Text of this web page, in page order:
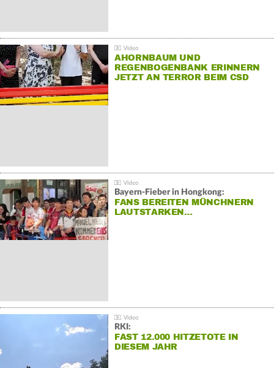
AHORNBAUM UND
REGENBOGENBANK ERINNERN
JETZT AN TERROR BEIM CSD
Bayern-Fieber in Hongkong:
FANS BEREITEN MÜNCHNERN
LAUTSTARKEN…
RKI:
FAST 12.000 HITZETOTE IN
DIESEM JAHR